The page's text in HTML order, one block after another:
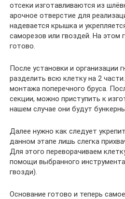
отсеки изготавливаются из
арочное отверстие для
надевается крышка и
саморезов или гвоздей. На этом
готово.
После установки и организации
разделить всю клетку на 2
монтажа поперечного бруса.
секции, можно приступить к
нашем случае они будут
Далее нужно как следует
данном этапе лишь слегка
Для этого переворачиваем
помощи выбранного
гвозди).
Основание готово и теперь